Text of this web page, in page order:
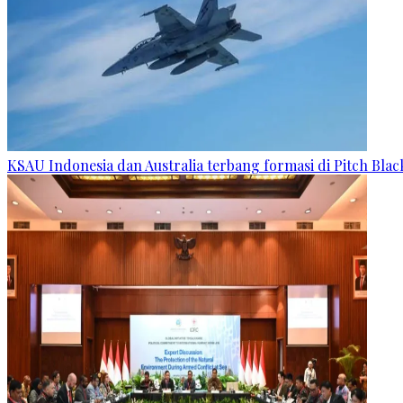
KSAU Indonesia dan Australia terbang formasi di Pitch